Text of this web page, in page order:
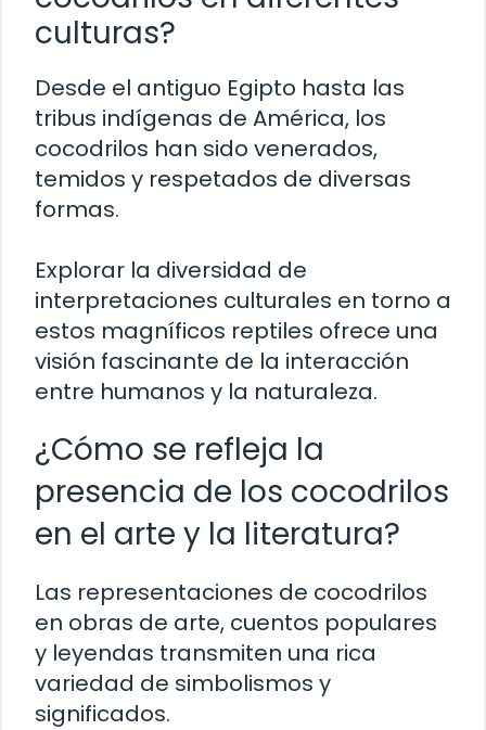
culturas?
Desde el antiguo Egipto hasta las
tribus indígenas de América, los
cocodrilos han sido venerados,
temidos y respetados de diversas
formas.
Explorar la diversidad de
interpretaciones culturales en torno a
estos magníficos reptiles ofrece una
visión fascinante de la interacción
entre humanos y la naturaleza.
¿Cómo se refleja la
presencia de los cocodrilos
en el arte y la literatura?
Las representaciones de cocodrilos
en obras de arte, cuentos populares
y leyendas transmiten una rica
variedad de simbolismos y
significados.